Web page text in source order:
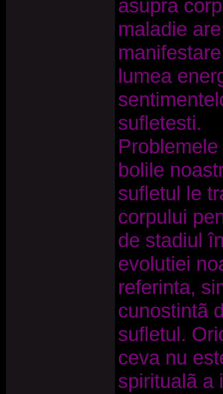
asupra
maladie
lumea
sufletesti.
bolile
sufletul le
corpului
de stadiul
evolutiei
referinta,
cunostintã
sufletul.
ceva nu
spiritualã a